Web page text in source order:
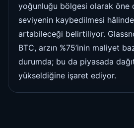
yoğunluğu bölgesi olarak öne
seviyenin kaybedilmesi hâlinde
artabileceği belirtiliyor.
BTC, arzın %75’inin maliyet
durumda; bu da piyasada
yükseldiğine işaret ediyor.